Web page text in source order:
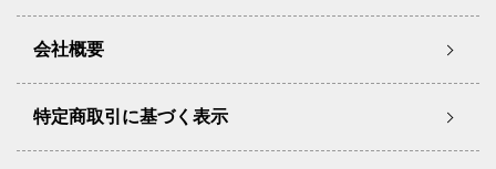
会社概要
特定商取引に基づく表示